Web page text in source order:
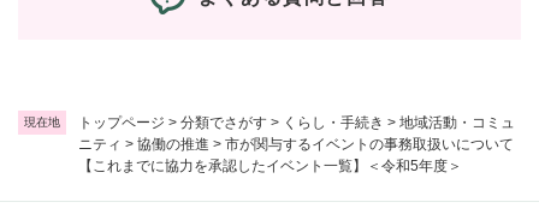
現在地 トップページ > 分類でさがす > くらし・手続き > 地域活動・コミュ
ニティ > 協働の推進 > 市が関与するイベントの事務取扱いについて
【これまでに協力を承認したイベント一覧】＜令和5年度＞